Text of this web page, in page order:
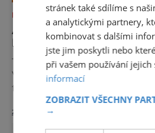
KAM S DĚTMI
ADVENT V SASKÉ
PŘEDVÁNOČNÍ
Toužíte po skutečné
Vydejte se do Německa,
trhy dlouhou tradici a patří
nejpůvabnějším v Evropě.
českým hranicím najdete v
začínají 26. 11. 2025 a
zobrazit více >>
stránek také sdílíme s
a analytickými partnery,
kombinovat s dalšími
jste jim poskytli nebo
při vašem používání
informací
ZOBRAZIT VŠECHNY
→